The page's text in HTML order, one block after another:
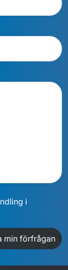
i
min förfrågan